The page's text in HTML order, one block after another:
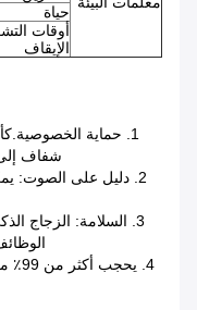
حياة
أوقات
الإيقاف
1. حماية
شفاف
2. دليل على الصوت:
3. السلامة: الزجاج
4.